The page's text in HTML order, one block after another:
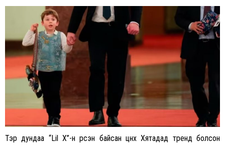
Тэр дундаа “Lil X”-н үүрсэн байсан цүнх Хятадад тренд болсон